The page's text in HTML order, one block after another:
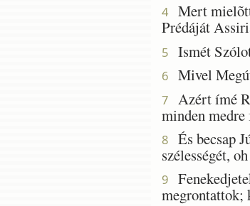
4
Mert
Prédáját
5 Ismét
6 Mivel
7
Azért ímé
minden
8
És becsap
szélességét,
9
megrontattok;